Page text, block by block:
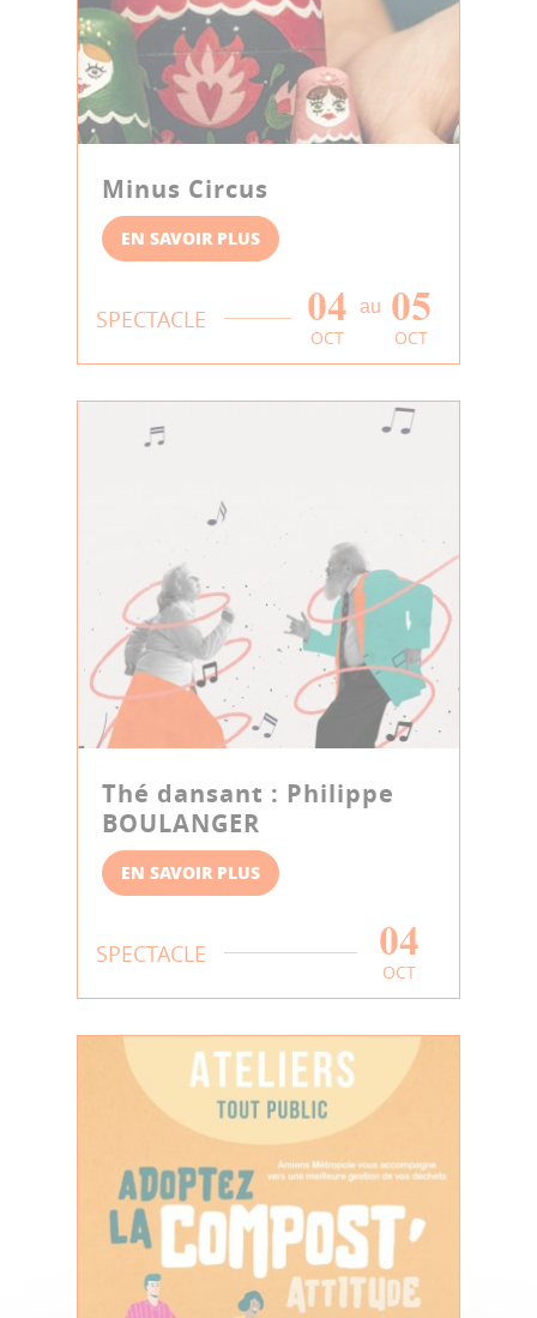
Minus Circus
EN SAVOIR PLUS
SPECTACLE 04
OCT
au 05
OCT
Thé dansant : Philippe
BOULANGER
EN SAVOIR PLUS
SPECTACLE 04
OCT